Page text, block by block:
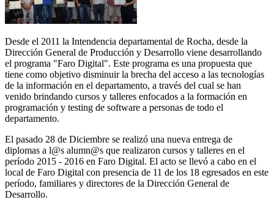
Desde el 2011 la Intendencia departamental de Rocha, desde la
Dirección General de Producción y Desarrollo viene desarrollando
el programa "Faro Digital". Este programa es una propuesta que
tiene como objetivo disminuir la brecha del acceso a las tecnologías
de la información en el departamento, a través del cual se han
venido brindando cursos y talleres enfocados a la formación en
programación y testing de software a personas de todo el
departamento.
El pasado 28 de Diciembre se realizó una nueva entrega de
diplomas a l@s alumn@s que realizaron cursos y talleres en el
período 2015 - 2016 en Faro Digital. El acto se llevó a cabo en el
local de Faro Digital con presencia de 11 de los 18 egresados en este
período, familiares y directores de la Dirección General de
Desarrollo.